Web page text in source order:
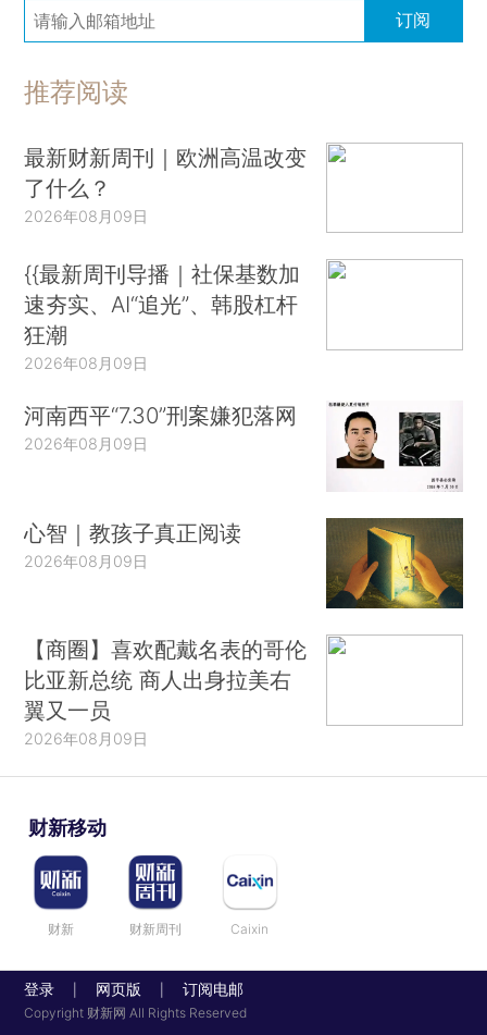
订阅
推荐阅读
最新财新周刊｜欧洲高温改变
了什么？
2026年08月09日
{{最新周刊导播｜社保基数加
速夯实、AI“追光”、韩股杠杆
狂潮
2026年08月09日
河南西平“7.30”刑案嫌犯落网
2026年08月09日
心智｜教孩子真正阅读
2026年08月09日
【商圈】喜欢配戴名表的哥伦
比亚新总统 商人出身拉美右
翼又一员
2026年08月09日
财新移动
财新 财新周刊 Caixin
登录 网页版 订阅电邮
Copyright 财新网 All Rights Reserved